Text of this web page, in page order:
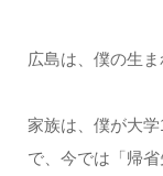
広島は、僕の生ま
家族は、僕が大
で、今では「帰省